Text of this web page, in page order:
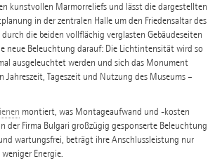
kunstvollen Marmorreliefs und lässt die dargestellten
in der zentralen Halle um den Friedensaltar des
die beiden vollflächig verglasten Gebäudeseiten
neue Beleuchtung darauf: Die Lichtintensität wird so
ausgeleuchtet werden und sich das Monument
Tageszeit und Nutzung des Museums –
montiert, was Montageaufwand und -kosten
Firma Bulgari großzügig gesponserte Beleuchtung
wartungsfrei, beträgt ihre Anschlussleistung nur
Energie.